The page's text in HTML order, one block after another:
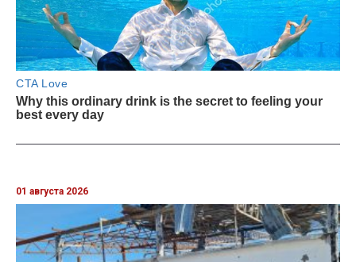
01 августа 2026